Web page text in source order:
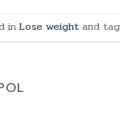
in Lose weight and